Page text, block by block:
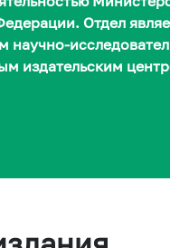
Отдел
научно-
издательским